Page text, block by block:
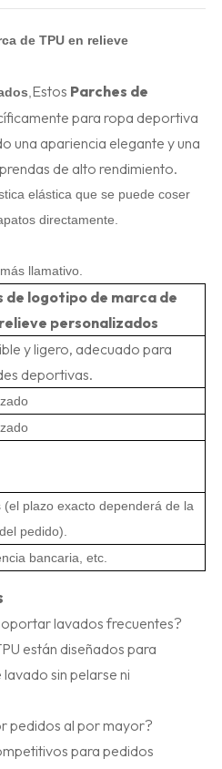
de TPU en relieve
,Estos Parches de
para ropa deportiva
una apariencia elegante y una
de alto rendimiento.
elástica que se puede coser
directamente.
llamativo.
de logotipo de marca de
personalizados
y ligero, adecuado para
deportivas.
(el plazo exacto dependerá de la
pedido).
bancaria, etc.
lavados frecuentes?
están diseñados para
sin pelarse ni
pedidos al por mayor?
para pedidos